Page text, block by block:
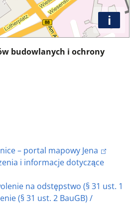
i
budowlanych i ochrony
– portal mapowy Jena
i informacje dotyczące
na odstępstwo (§ 31 ust. 1
(§ 31 ust. 2 BauGB) /